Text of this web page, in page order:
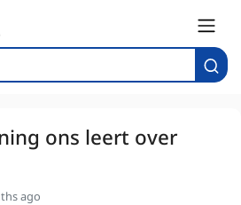
ons leert over
ago